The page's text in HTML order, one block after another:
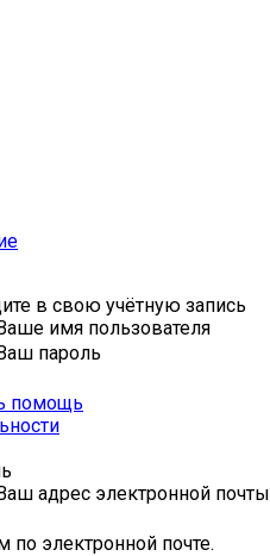
в свою учётную запись
имя пользователя
пароль
помощь
адрес электронной почты
электронной почте.